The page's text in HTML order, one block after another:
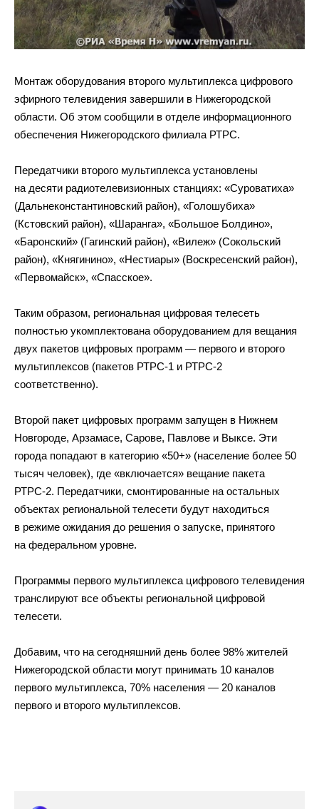
Монтаж оборудования второго мультиплекса цифрового
эфирного телевидения завершили в Нижегородской
области. Об этом сообщили в отделе информационного
обеспечения Нижегородского филиала РТРС.
Передатчики второго мультиплекса установлены
на десяти радиотелевизионных станциях: «Суроватиха»
(Дальнеконстантиновский район), «Голошубиха»
(Кстовский район), «Шаранга», «Большое Болдино»,
«Баронский» (Гагинский район), «Вилеж» (Сокольский
район), «Княгинино», «Нестиары» (Воскресенский район),
«Первомайск», «Спасское».
Таким образом, региональная цифровая телесеть
полностью укомплектована оборудованием для вещания
двух пакетов цифровых программ — первого и второго
мультиплексов (пакетов РТРС-1 и РТРС-2
соответственно).
Второй пакет цифровых программ запущен в Нижнем
Новгороде, Арзамасе, Сарове, Павлове и Выксе. Эти
города попадают в категорию «50+» (население более 50
тысяч человек), где «включается» вещание пакета
РТРС-2. Передатчики, смонтированные на остальных
объектах региональной телесети будут находиться
в режиме ожидания до решения о запуске, принятого
на федеральном уровне.
Программы первого мультиплекса цифрового телевидения
транслируют все объекты региональной цифровой
телесети.
Добавим, что на сегодняшний день более 98% жителей
Нижегородской области могут принимать 10 каналов
первого мультиплекса, 70% населения — 20 каналов
первого и второго мультиплексов.